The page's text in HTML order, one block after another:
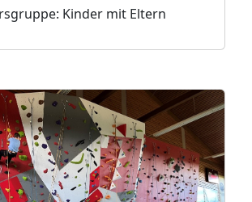
Kinder mit Eltern